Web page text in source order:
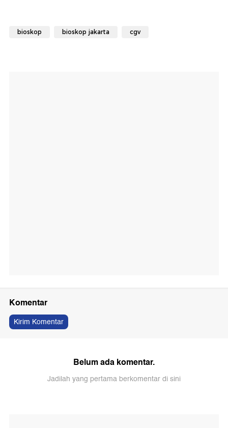
bioskop bioskop jakarta cgv
Komentar
Kirim Komentar
Belum ada komentar.
Jadilah yang pertama berkomentar di sini